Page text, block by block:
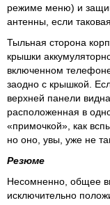
режиме меню) и
антенны, если
Тыльная сторона
крышки
включенном
заодно с крышкой.
верхней панели
расположенная в
«примочкой», как
но оно, увы, уже не
Резюме
Несомненно, общее
исключительно